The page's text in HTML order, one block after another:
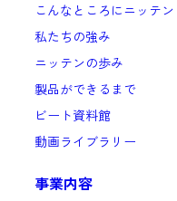
こんなところにニッテン
私たちの強み
ニッテンの歩み
製品ができるまで
ビート資料館
動画ライブラリー
事業内容